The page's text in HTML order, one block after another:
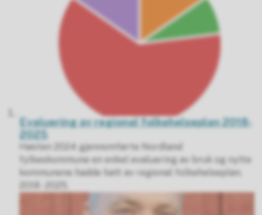
Evaluering av regional folkehelseplan 2018-
2025
Høsten 2024 gjennomførte Nordland
fylkeskommune en enkel evaluering av bruk og nytte
kommunene hadde hatt av regional folkehelseplan,